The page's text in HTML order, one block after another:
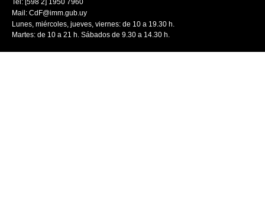
Tel: [598 2] 1950 7960
Mail: CdF@imm.gub.uy
Lunes, miércoles, jueves, viernes: de 10 a 19.30 h.
Martes: de 10 a 21 h. Sábados de 9.30 a 14.30 h.